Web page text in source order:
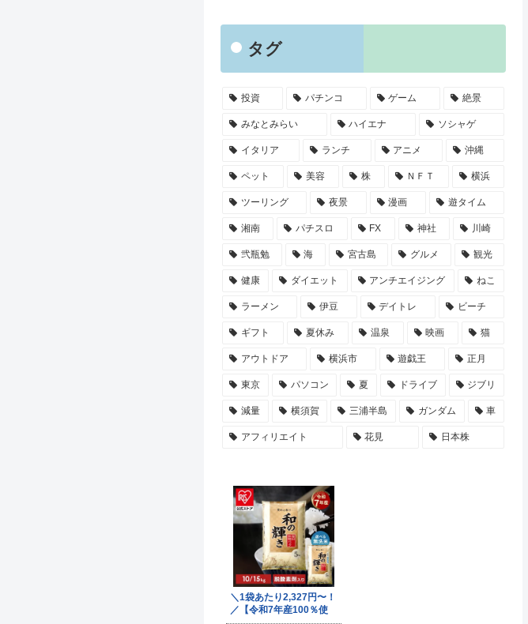
タグ
投資 パチンコ ゲーム 絶景
みなとみらい ハイエナ ソシャゲ
イタリア ランチ アニメ 沖縄
ペット 美容 株 ＮＦＴ 横浜
ツーリング 夜景 漫画 遊タイム
湘南 パチスロ FX 神社 川崎
弐瓶勉 海 宮古島 グルメ 観光
健康 ダイエット アンチエイジング ねこ
ラーメン 伊豆 デイトレ ビーチ
ギフト 夏休み 温泉 映画 猫
アウトドア 横浜市 遊戯王 正月
東京 パソコン 夏 ドライブ ジブリ
減量 横須賀 三浦半島 ガンダム 車
アフィリエイト 花見 日本株